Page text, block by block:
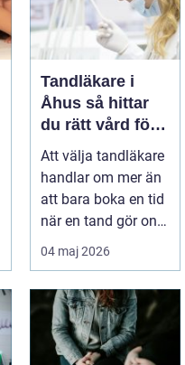
Tandläkare i
Åhus så hittar
du rätt vård för
dina tänder
Att välja tandläkare
handlar om mer än
att bara boka en tid
när en tand gör ont.
En bra
tandvårdskli...
04 maj 2026